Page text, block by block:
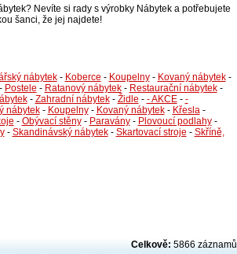
Nevíte si rady s výrobky Nábytek a potřebujete
šanci, že jej najdete!
nábytek- Koberce - Koupelny- Kovaný nábytek-
Postele - Ratanový nábytek- Restaurační nábytek-
- Zahradní nábytek- Židle - - AKCE- -
nábytek- Koupelny- Kovaný nábytek- Křesla-
- Obývací stěny- Paravány- Plovoucí podlahy-
- Skandinávský nábytek- Skartovací stroje - Skříně,
Celkově: 5866 záznamů